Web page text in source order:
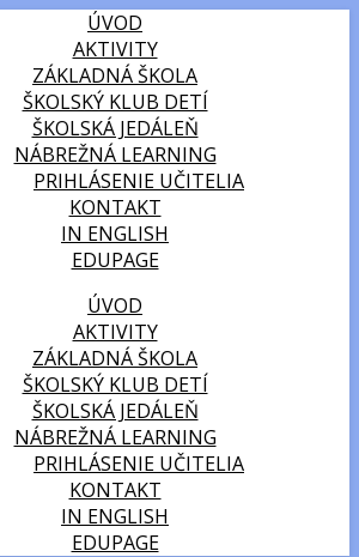
ÚVOD
AKTIVITY
ZÁKLADNÁ ŠKOLA
ŠKOLSKÝ KLUB DETÍ
ŠKOLSKÁ JEDÁLEŇ
NÁBREŽNÁ LEARNING
PRIHLÁSENIE UČITELIA
KONTAKT
IN ENGLISH
EDUPAGE
ÚVOD
AKTIVITY
ZÁKLADNÁ ŠKOLA
ŠKOLSKÝ KLUB DETÍ
ŠKOLSKÁ JEDÁLEŇ
NÁBREŽNÁ LEARNING
PRIHLÁSENIE UČITELIA
KONTAKT
IN ENGLISH
EDUPAGE